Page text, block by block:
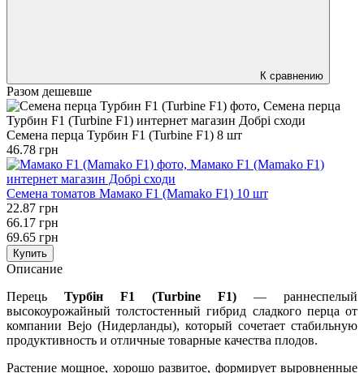
К сравнению
Разом дешевше
Семена перца Турбин F1 (Turbine F1) 8 шт
46.78 грн
Семена томатов Мамако F1 (Mamako F1) 10 шт
22.87 грн
66.17 грн
69.65 грн
Купить
Описание
Перець Турбін F1 (Turbine F1) — раннеспелый
высокоурожайный толстостенный гибрид сладкого перца от
компании Bejo (Нидерланды), который сочетает стабильную
продуктивность и отличные товарные качества плодов.
Растение мощное, хорошо развитое, формирует выровненные